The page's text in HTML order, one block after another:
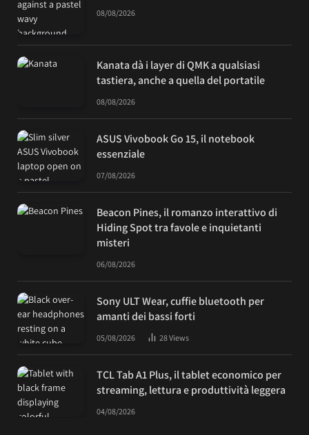
08/08/2026
Kanata dà i layer di QMK a qualsiasi
tastiera, anche a quella del portatile
08/08/2026
ASUS Vivobook Go 15, il notebook
essenziale
07/08/2026
Beacon Pines, il romanzo interattivo di
Hiding Spot tra favole e inquietanti
misteri
06/08/2026
Sony ULT Wear, cuffie bluetooth per
amanti dei bassi forti
05/08/2026 28Views
TCL Tab A1 Plus, il tablet economico per
streaming, lettura e produttività leggera
04/08/2026